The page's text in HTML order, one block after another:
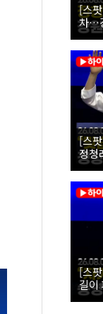
[스
차…
보
[스
정청
보
[스
길이
더불